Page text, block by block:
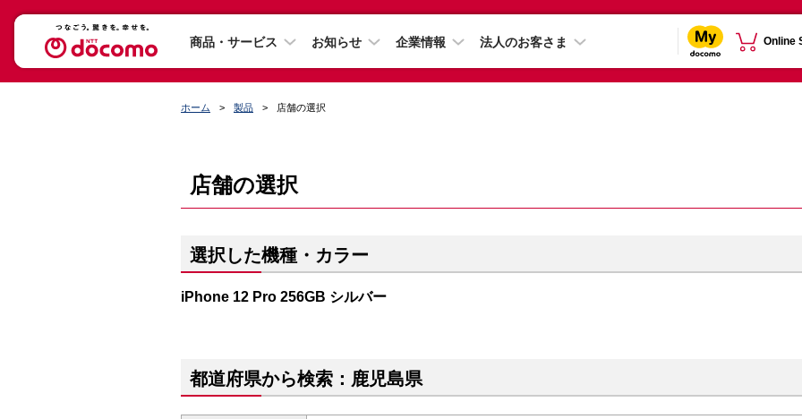
商品・サービス お知らせ 企業情報 法人のお客さま Online
ホーム 製品 店舗の選択
店舗の選択
選択した機種・カラー
iPhone 12 Pro 256GB シルバー
都道府県から検索：鹿児島県